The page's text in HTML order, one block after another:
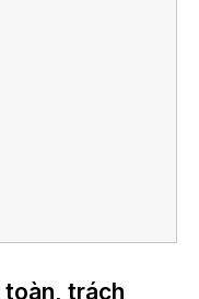
toàn, trách